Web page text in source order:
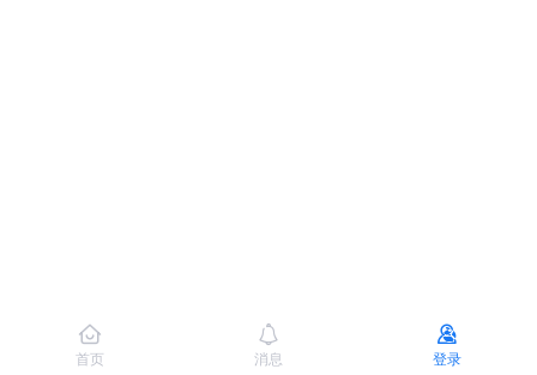
首页 消息 登录